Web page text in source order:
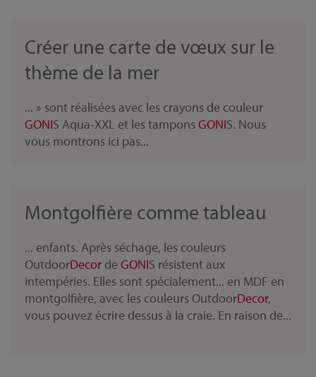
Créer une carte de vœux sur le
thème de la mer
... » sont réalisées avec les crayons de couleur
GONIS Aqua-XXL et les tamponsGONIS. Nous
vous montrons ici pas...
Montgolfière comme tableau
... enfants. Après séchage, les couleurs
OutdoorDecor deGONIS résistent aux
intempéries. Elles sont spécialement... en MDF en
montgolfière, avec les couleurs OutdoorDecor,
vous pouvez écrire dessus à la craie. En raison de...